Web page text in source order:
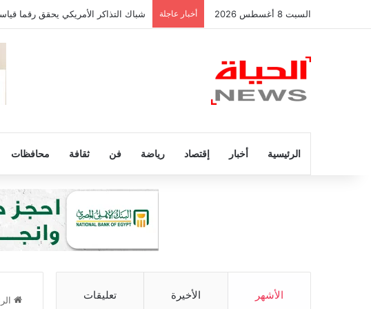
السبت 8 أغسطس 2026 أخبار عاجلة شباك التذاكر الأمريكي يحقق رقما
الرئيسية أخبار إقتصاد رياضة فن ثقافة محافظات
الأشهر الأخيرة تعليقات